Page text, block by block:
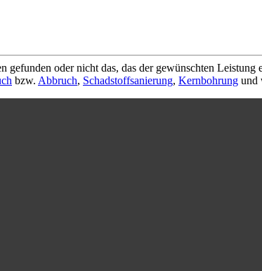
gefunden oder nicht das, das der gewünschten Leistung
bzw. Abbruch, Schadstoffsanierung, Kernbohrung und